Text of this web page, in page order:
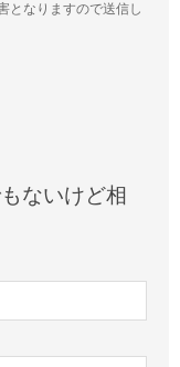
となりますので送信し
ないけど相